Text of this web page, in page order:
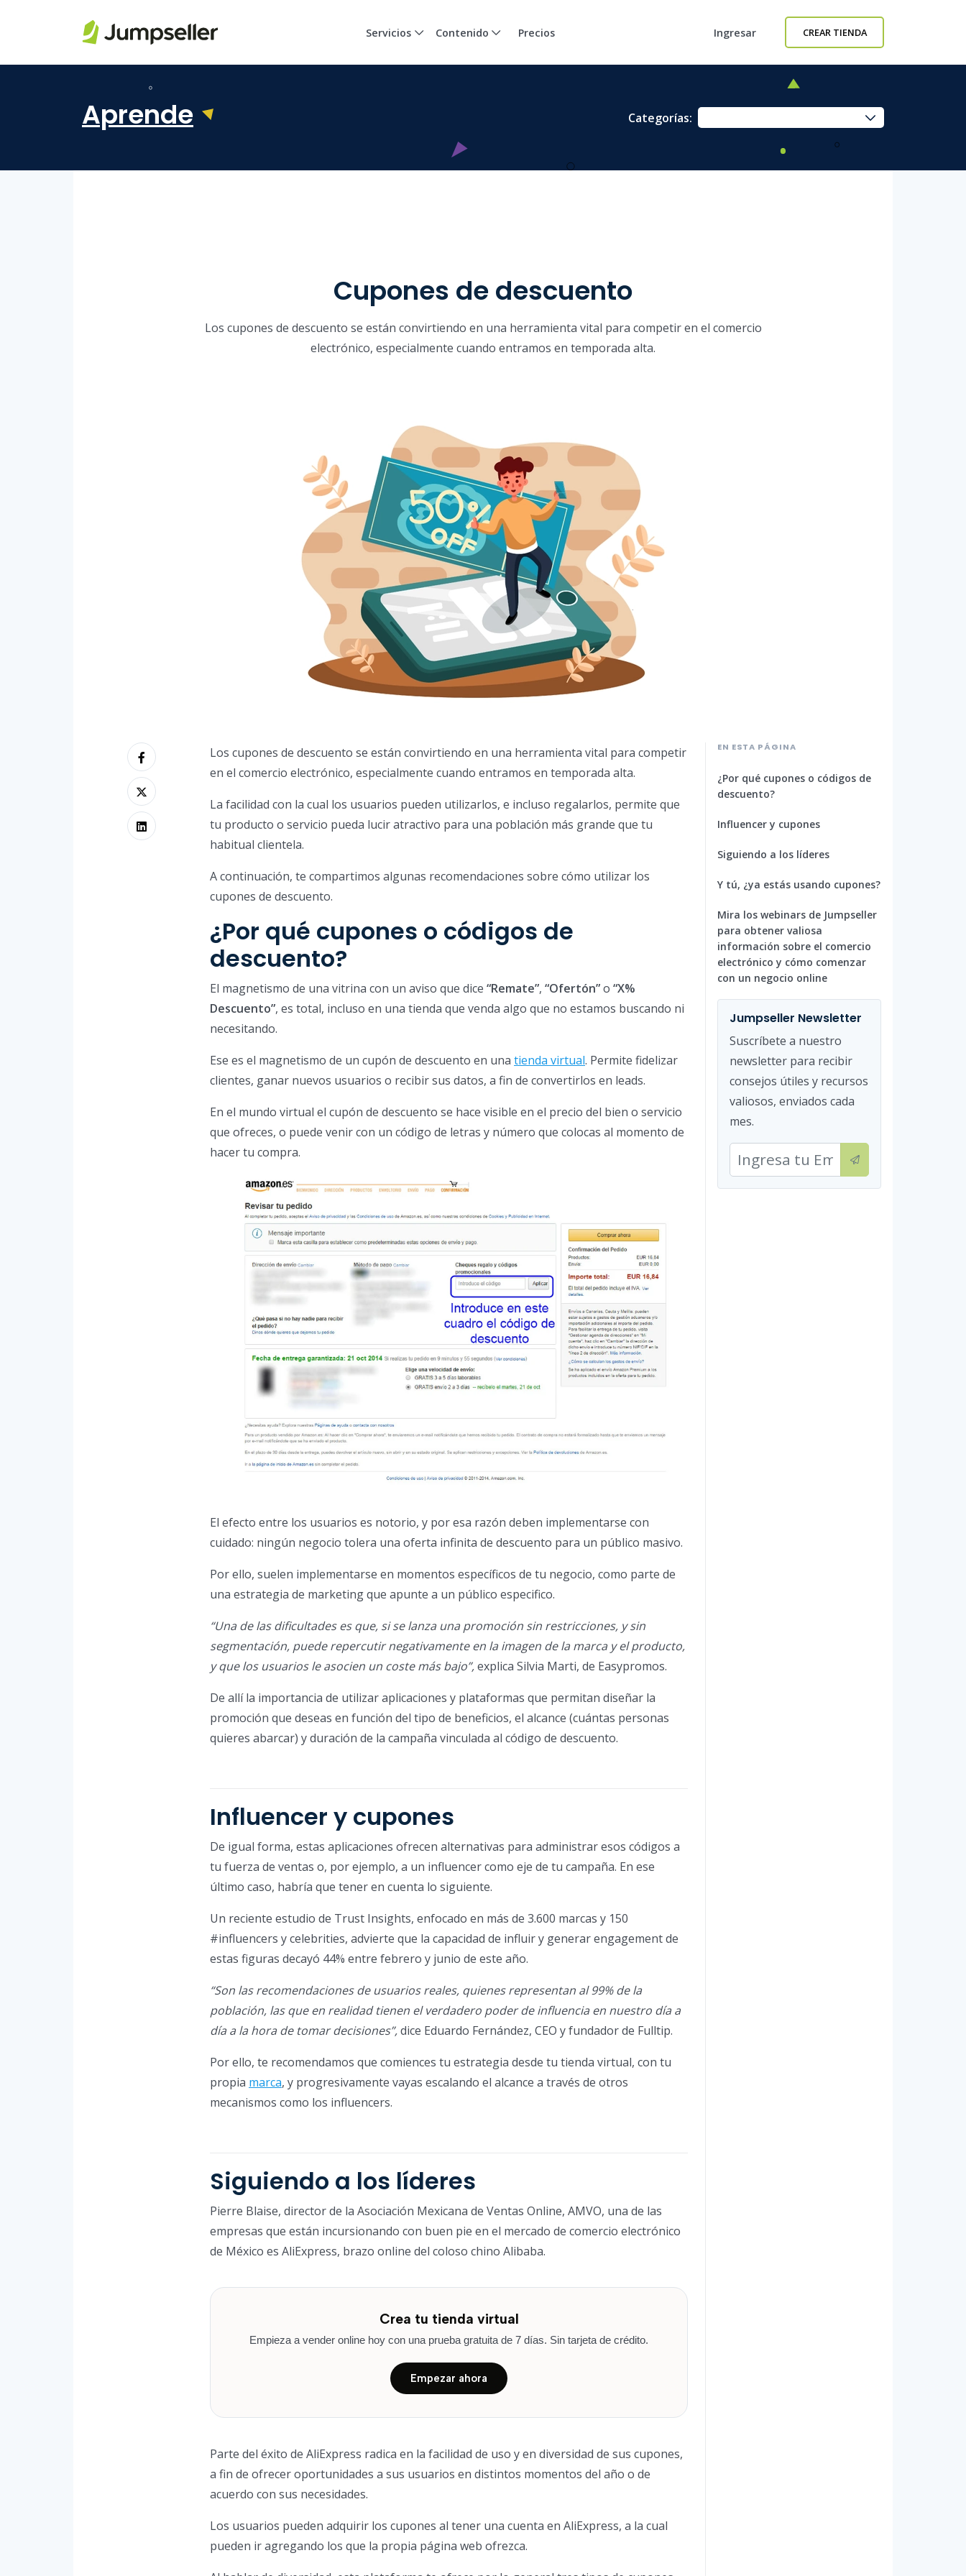
Servicios Contenido Precios Ingresar CREAR TIENDA
Aprende Categorías:
Cupones de descuento
Los cupones de descuento se están convirtiendo en una herramienta vital para competir en el comercio
electrónico, especialmente cuando entramos en temporada alta.
Los cupones de descuento se están convirtiendo en una herramienta vital para competir
en el comercio electrónico, especialmente cuando entramos en temporada alta.
La facilidad con la cual los usuarios pueden utilizarlos, e incluso regalarlos, permite que
tu producto o servicio pueda lucir atractivo para una población más grande que tu
habitual clientela.
A continuación, te compartimos algunas recomendaciones sobre cómo utilizar los
cupones de descuento.
¿Por qué cupones o códigos de
descuento?
El magnetismo de una vitrina con un aviso que dice “Remate”, “Ofertón”o “X%
Descuento”, es total, incluso en una tienda que venda algo que no estamos buscando ni
necesitando.
Ese es el magnetismo de un cupón de descuento en una tienda virtual. Permite fidelizar
clientes, ganar nuevos usuarios o recibir sus datos, a fin de convertirlos en leads.
En el mundo virtual el cupón de descuento se hace visible en el precio del bien o servicio
que ofreces, o puede venir con un código de letras y número que colocas al momento de
hacer tu compra.
El efecto entre los usuarios es notorio, y por esa razón deben implementarse con
cuidado: ningún negocio tolera una oferta infinita de descuento para un público masivo.
Por ello, suelen implementarse en momentos específicos de tu negocio, como parte de
una estrategia de marketing que apunte a un público especifico.
“Una de las dificultades es que, si se lanza una promoción sin restricciones, y sin
segmentación, puede repercutir negativamente en la imagen de la marca y el producto,
y que los usuarios le asocien un coste más bajo”,explica Silvia Marti, de Easypromos.
De allí la importancia de utilizar aplicaciones y plataformas que permitan diseñar la
promoción que deseas en función del tipo de beneficios, el alcance (cuántas personas
quieres abarcar) y duración de la campaña vinculada al código de descuento.
Influencer y cupones
De igual forma, estas aplicaciones ofrecen alternativas para administrar esos códigos a
tu fuerza de ventas o, por ejemplo, a un influencer como eje de tu campaña. En ese
último caso, habría que tener en cuenta lo siguiente.
Un reciente estudio de Trust Insights, enfocado en más de 3.600 marcas y 150
#influencers y celebrities, advierte que la capacidad de influir y generar engagement de
estas figuras decayó 44% entre febrero y junio de este año.
“Son las recomendaciones de usuarios reales, quienes representan al 99% de la
población, las que en realidad tienen el verdadero poder de influencia en nuestro día a
día a la hora de tomar decisiones”,dice Eduardo Fernández, CEO y fundador de Fulltip.
Por ello, te recomendamos que comiences tu estrategia desde tu tienda virtual, con tu
propia marca, y progresivamente vayas escalando el alcance a través de otros
mecanismos como los influencers.
Siguiendo a los líderes
Pierre Blaise, director de la Asociación Mexicana de Ventas Online, AMVO, una de las
empresas que están incursionando con buen pie en el mercado de comercio electrónico
de México es AliExpress, brazo online del coloso chino Alibaba.
Crea tu tienda virtual
Empieza a vender online hoy con una prueba gratuita de 7 días. Sin tarjeta de crédito.
Empezar ahora
Parte del éxito de AliExpress radica en la facilidad de uso y en diversidad de sus cupones,
a fin de ofrecer oportunidades a sus usuarios en distintos momentos del año o de
acuerdo con sus necesidades.
Los usuarios pueden adquirir los cupones al tener una cuenta en AliExpress, a la cual
pueden ir agregando los que la propia página web ofrezca.
EN ESTA PÁGINA
¿Por qué cupones o códigos de
descuento?
Influencer y cupones
Siguiendo a los líderes
Y tú, ¿ya estás usando cupones?
Mira los webinars de Jumpseller
para obtener valiosa
información sobre el comercio
electrónico y cómo comenzar
con un negocio online
Jumpseller Newsletter
Suscríbete a nuestro
newsletter para recibir
consejos útiles y recursos
valiosos, enviados cada
mes.